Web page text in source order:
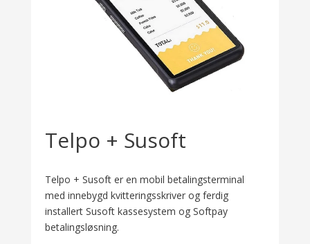
Telpo + Susoft
Telpo + Susoft er en mobil betalingsterminal
med innebygd kvitteringsskriver og ferdig
installert Susoft kassesystem og Softpay
betalingsløsning.